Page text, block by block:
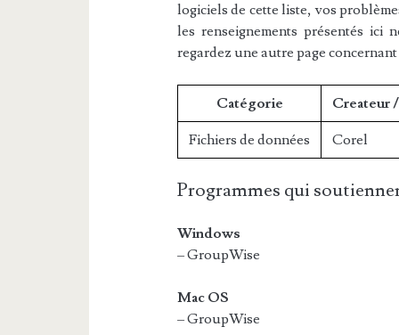
logiciels de cette liste, vos
les renseignements présentés ici
regardez une autre page
Catégorie Createur
Fichiers de données Corel
Programmes qui
Windows
– GroupWise
Mac OS
– GroupWise